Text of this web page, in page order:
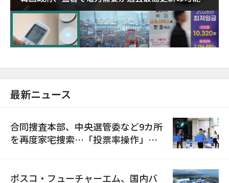
に需給対応体制を点検
最新ニュース
合同捜査本部、中央選管委など9カ所
を再度家宅捜索…「投票率操作」の
ポスコ・フューチャーエム、国内バ